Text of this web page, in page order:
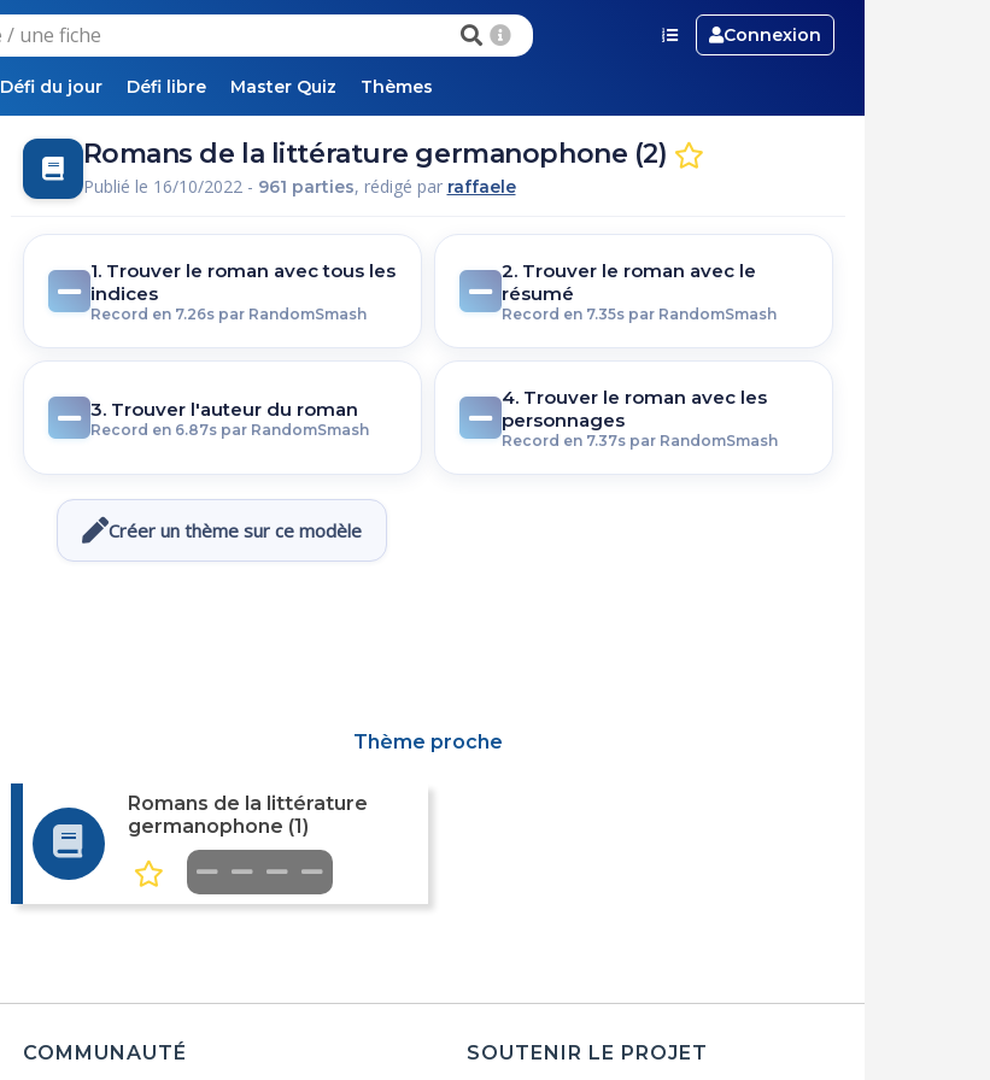
Connexion
Défi du jour Défi libre Master Quiz Thèmes
Romans de la littérature germanophone (2)
Publié le 16/10/2022 - 961 parties, rédigé par raffaele
1. Trouver le roman avec tous les
indices
Record en 7.26s par RandomSmash
2. Trouver le roman avec le
résumé
Record en 7.35s par RandomSmash
3. Trouver l'auteur du roman
Record en 6.87s par RandomSmash
4. Trouver le roman avec les
personnages
Record en 7.37s par RandomSmash
Créer un thème sur ce modèle
Thème proche
Romans de la littérature
germanophone (1)
COMMUNAUTÉ SOUTENIR LE PROJET